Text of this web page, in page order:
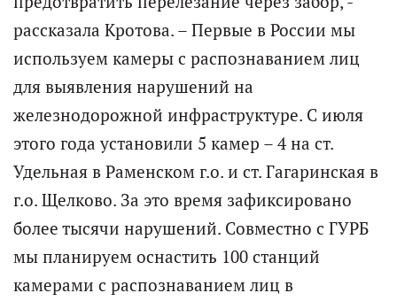
рассказала Кротова. – Первые в России мы
используем камеры с распознаванием лиц
для выявления нарушений на
железнодорожной инфраструктуре. С июля
этого года установили 5 камер – 4 на ст.
Удельная в Раменском г.о. и ст. Гагаринская в
г.о. Щелково. За это время зафиксировано
более тысячи нарушений. Совместно с ГУРБ
мы планируем оснастить 100 станций
камерами с распознаванием лиц в